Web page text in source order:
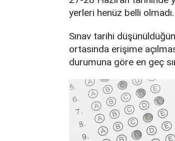
yerleri henüz belli olmadı.
Sınav tarihi
ortasında erişime
durumuna göre en geç